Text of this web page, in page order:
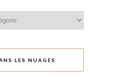
LES NUAGES